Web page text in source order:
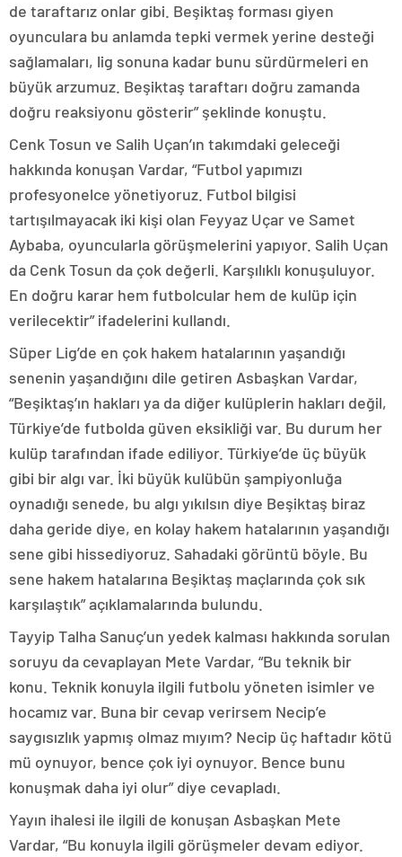
de taraftarız onlar gibi. Beşiktaş forması giyen
oyunculara bu anlamda tepki vermek yerine desteği
sağlamaları, lig sonuna kadar bunu sürdürmeleri en
büyük arzumuz. Beşiktaş taraftarı doğru zamanda
doğru reaksiyonu gösterir” şeklinde konuştu.
Cenk Tosun ve Salih Uçan’ın takımdaki geleceği
hakkında konuşan Vardar, “Futbol yapımızı
profesyonelce yönetiyoruz. Futbol bilgisi
tartışılmayacak iki kişi olan Feyyaz Uçar ve Samet
Aybaba, oyuncularla görüşmelerini yapıyor. Salih Uçan
da Cenk Tosun da çok değerli. Karşılıklı konuşuluyor.
En doğru karar hem futbolcular hem de kulüp için
verilecektir” ifadelerini kullandı.
Süper Lig’de en çok hakem hatalarının yaşandığı
senenin yaşandığını dile getiren Asbaşkan Vardar,
“Beşiktaş’ın hakları ya da diğer kulüplerin hakları değil,
Türkiye’de futbolda güven eksikliği var. Bu durum her
kulüp tarafından ifade ediliyor. Türkiye’de üç büyük
gibi bir algı var. İki büyük kulübün şampiyonluğa
oynadığı senede, bu algı yıkılsın diye Beşiktaş biraz
daha geride diye, en kolay hakem hatalarının yaşandığı
sene gibi hissediyoruz. Sahadaki görüntü böyle. Bu
sene hakem hatalarına Beşiktaş maçlarında çok sık
karşılaştık” açıklamalarında bulundu.
Tayyip Talha Sanuç’un yedek kalması hakkında sorulan
soruyu da cevaplayan Mete Vardar, “Bu teknik bir
konu. Teknik konuyla ilgili futbolu yöneten isimler ve
hocamız var. Buna bir cevap verirsem Necip’e
saygısızlık yapmış olmaz mıyım? Necip üç haftadır kötü
mü oynuyor, bence çok iyi oynuyor. Bence bunu
konuşmak daha iyi olur” diye cevapladı.
Yayın ihalesi ile ilgili de konuşan Asbaşkan Mete
Vardar, “Bu konuyla ilgili görüşmeler devam ediyor.